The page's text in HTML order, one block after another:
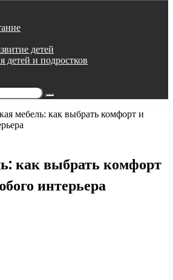
детей
детей и подростков
Поиск...
мебель: как выбрать комфорт и
как выбрать комфорт
интерьера